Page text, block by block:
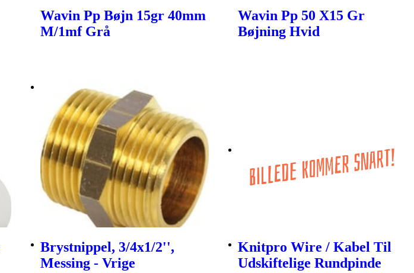
Wavin Pp Bøjn 15gr 40mm
M/1mf Grå
Wavin Pp 50 X15 Gr
Bøjning Hvid
Brystnippel, 3/4x1/2'',
Messing - Vrige
Knitpro Wire / Kabel Til
Udskiftelige Rundpinde